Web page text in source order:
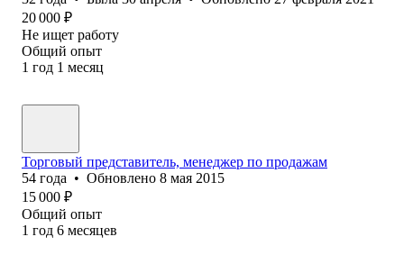
20 000 ₽
Не ищет работу
Общий опыт
1 год 1 месяц
Торговый представитель, менеджер по продажам
54 года • Обновлено 8 мая 2015
15 000 ₽
Общий опыт
1 год 6 месяцев